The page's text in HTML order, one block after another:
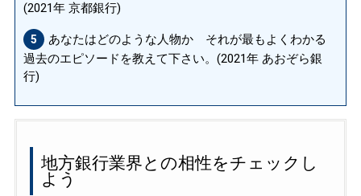
(2021年 京都銀行)
5
あなたはどのような人物か それが最もよくわかる
過去のエピソードを教えて下さい。(2021年 あおぞら銀
行)
地方銀行業界との相性をチェックし
よう